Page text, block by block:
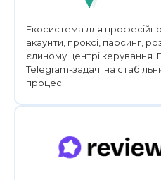
Екосистема для
акаунти, проксі, парсинг,
єдиному центрі
Telegram-задачі на
процес.